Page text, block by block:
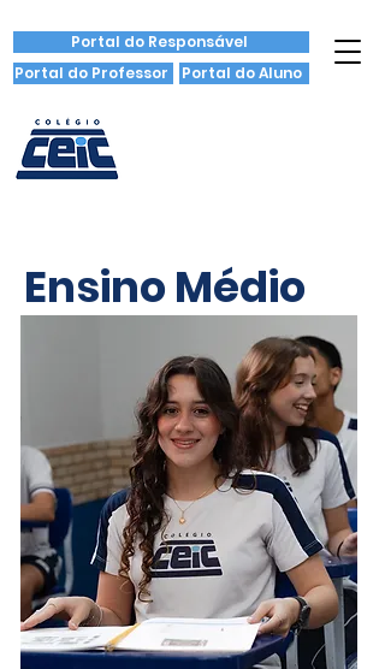
Portal do Professor
Portal do Responsável
Portal do Aluno
Ensino Médio